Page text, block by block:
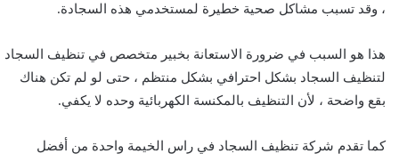
، وقد تسبب مشاكل صحية خطيرة لمستخدمي هذه السجادة.
هذا هو السبب في ضرورة الاستعانة بخبير متخصص في تنظيف السجاد
لتنظيف السجاد بشكل احترافي بشكل منتظم ، حتى لو لم تكن هناك
بقع واضحة ، لأن التنظيف بالمكنسة الكهربائية وحده لا يكفي.
كما تقدم شركة تنظيف السجاد في راس الخيمة واحدة من أفضل